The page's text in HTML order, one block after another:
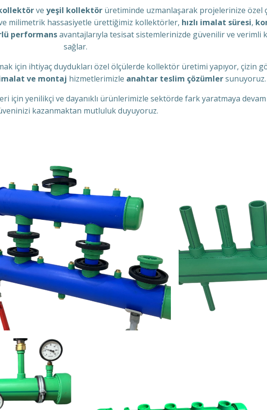
ve yeşil kollektör üretiminde uzmanlaşarak projelerinize özel
milimetrik hassasiyetle ürettiğimiz kollektörler, hızlı imalat süresi,
performansavantajlarıyla tesisat sistemlerinizde güvenilir ve verimli
sağlar.
için ihtiyaç duydukları özel ölçülerde kollektör üretimi yapıyor, çizin
ve montaj hizmetlerimizle anahtar teslim çözümlersunuyoruz.
için yenilikçi ve dayanıklı ürünlerimizle sektörde fark yaratmaya
kazanmaktan mutluluk duyuyoruz.